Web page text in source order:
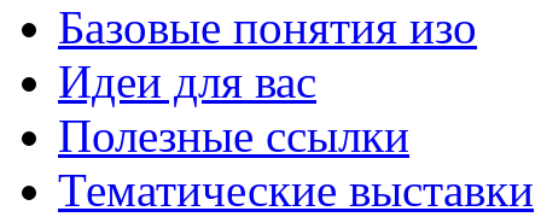
Базовые понятия изо
Идеи для вас
Полезные ссылки
Тематические выставки